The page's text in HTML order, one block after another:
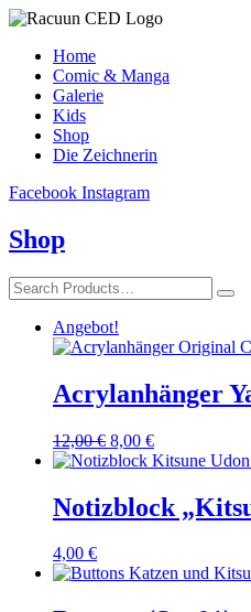
Home
Comic & Manga
Galerie
Kids
Shop
Die Zeichnerin
Facebook Instagram
Shop
Angebot!
Acrylanhänger
12,00€ Ursprünglicher
Preis
12,00 €
8,00 €Aktueller
Preis
8,00 €.
Notizblock
4,00 €